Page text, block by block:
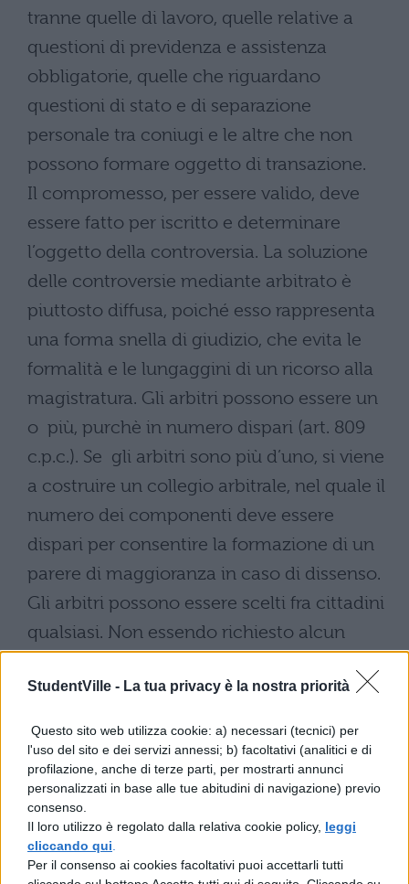
StudentVille - La tua privacy è la nostra priorità
Questo sito web utilizza cookie: a) necessari (tecnici) per
l'uso del sito e dei servizi annessi; b) facoltativi (analitici e di
profilazione, anche di terze parti, per mostrarti annunci
personalizzati in base alle tue abitudini di navigazione) previo
consenso.
Il loro utilizzo è regolato dalla relativa cookie policy, leggi
cliccando qui
Per il consenso ai cookies facoltativi puoi accettarli tutti
tranne quelle di lavoro, quelle relative a
questioni di previdenza e assistenza
obbligatorie, quelle che riguardano
questioni di stato e di separazione
personale tra coniugi e le altre che non
possono formare oggetto di transazione.
Il compromesso, per essere valido, deve
essere fatto per iscritto e determinare
l’oggetto della controversia. La soluzione
delle controversie mediante arbitrato è
piuttosto diffusa, poiché esso rappresenta
una forma snella di giudizio, che evita le
formalità e le lungaggini di un ricorso alla
magistratura. Gli arbitri possono essere un
o più, purchè in numero dispari (art. 809
c.p.c.). Se gli arbitri sono più d’uno, si viene
a costruire un collegio arbitrale, nel quale il
numero dei componenti deve essere
dispari per consentire la formazione di un
parere di maggioranza in caso di dissenso.
Gli arbitri possono essere scelti fra cittadini
qualsiasi. Non essendo richiesto alcun
studio o professionali: semplicemente gli
fiducia di chi li nomina.
Il compromesso o la clausola
compromissoria deve contenere la nomina
degli arbitri., oppure stabilire il numero di
essi e il modo di nominarli. Può essere